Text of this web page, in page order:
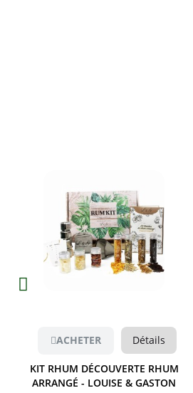
ACHETER Détails
KIT RHUM DÉCOUVERTE RHUM
ARRANGÉ - LOUISE & GASTON